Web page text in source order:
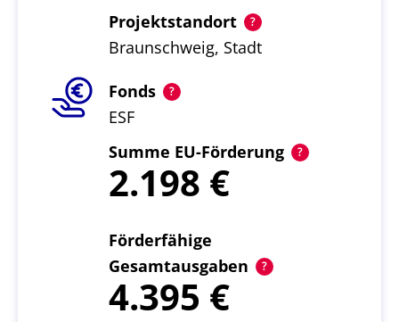
Projektstandort
Braunschweig, Stadt
Fonds
ESF
Summe EU-Förderung
2.198
Förderfähige
Gesamtausgaben
4.395